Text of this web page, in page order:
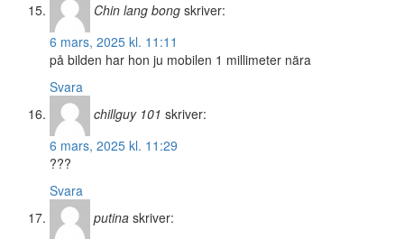
Chin lang bong skriver:
6 mars, 2025 kl. 11:11
på bilden har hon ju mobilen 1 millimeter nära
Svara
chillguy 101 skriver:
6 mars, 2025 kl. 11:29
???
Svara
putina skriver: